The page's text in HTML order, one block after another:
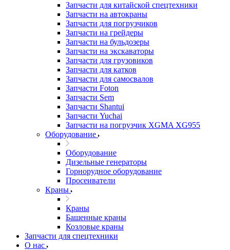
Запчасти для китайской спецтехники
Запчасти на автокраны
Запчасти для погрузчиков
Запчасти на грейдеры
Запчасти на бульдозеры
Запчасти на экскаваторы
Запчасти для грузовиков
Запчасти для катков
Запчасти для самосвалов
Запчасти Foton
Запчасти Sem
Запчасти Shantui
Запчасти Yuchai
Запчасти на погрузчик XGMA XG955
Оборудование
Оборудование
Дизельные генераторы
Горнорудное оборудование
Просеиватели
Краны
Краны
Башенные краны
Козловые краны
Запчасти для спецтехники
О нас